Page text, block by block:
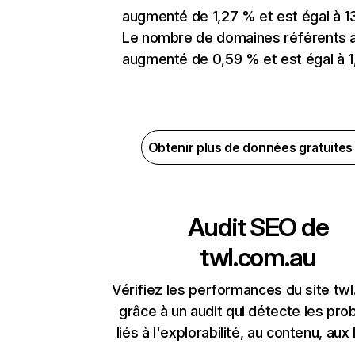
augmenté de 1,27 % et est égal à
Le nombre de domaines référents
augmenté de 0,59 % et est égal à
Obtenir plus de données
Audit SEO de
twl.com.au
Vérifiez les performances du site
grâce à un audit qui détecte les
liés à l'explorabilité, au contenu, aux